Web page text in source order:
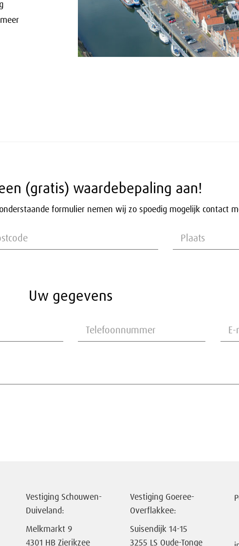
(gratis) waardebepaling aan!
formulier nemen wij zo spoedig mogelijk contact
Uw gegevens
Vestiging Schouwen-
Duiveland:
Melkmarkt 9
4301 HB Zierikzee
Vestiging Goeree-
Overflakkee:
Suisendijk 14-15
3255 LS Oude-Tonge